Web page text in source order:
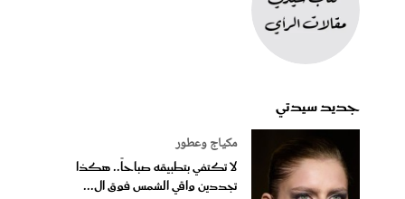
جديد سيدتي
مكياج وعطور
لا تكتفي بتطبيقه صباحاً.. هكذا
تجددين واقي الشمس فوق ال...